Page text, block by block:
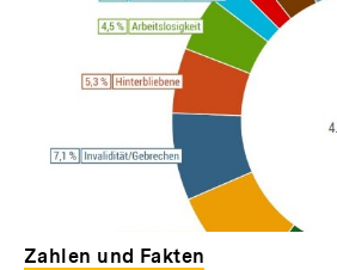
Zahlen und Fakten